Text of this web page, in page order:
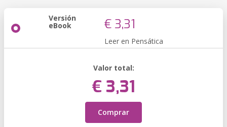
Versión
eBook € 3,31
Leer en Pensática
Valor total:
€ 3,31
Comprar